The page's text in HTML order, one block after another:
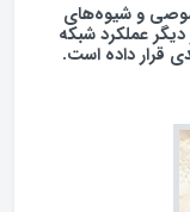
و شیوه‌های
عملکرد شبکه
قرار داده است.